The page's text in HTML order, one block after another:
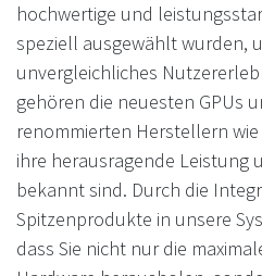
hochwertige und
speziell ausgewählt wurden,
unvergleichliches
gehören die neuesten GPUs
renommierten Herstellern
ihre herausragende Leistung
bekannt sind. Durch die
Spitzenprodukte in unsere
dass Sie nicht nur die